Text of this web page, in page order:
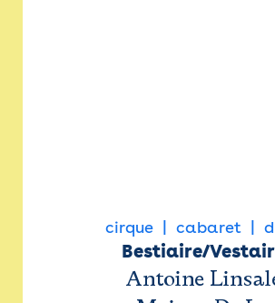
cirque cabaret
Bestiaire/
Antoine